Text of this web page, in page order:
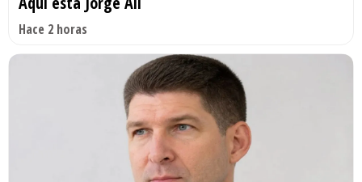
Hace 2 horas